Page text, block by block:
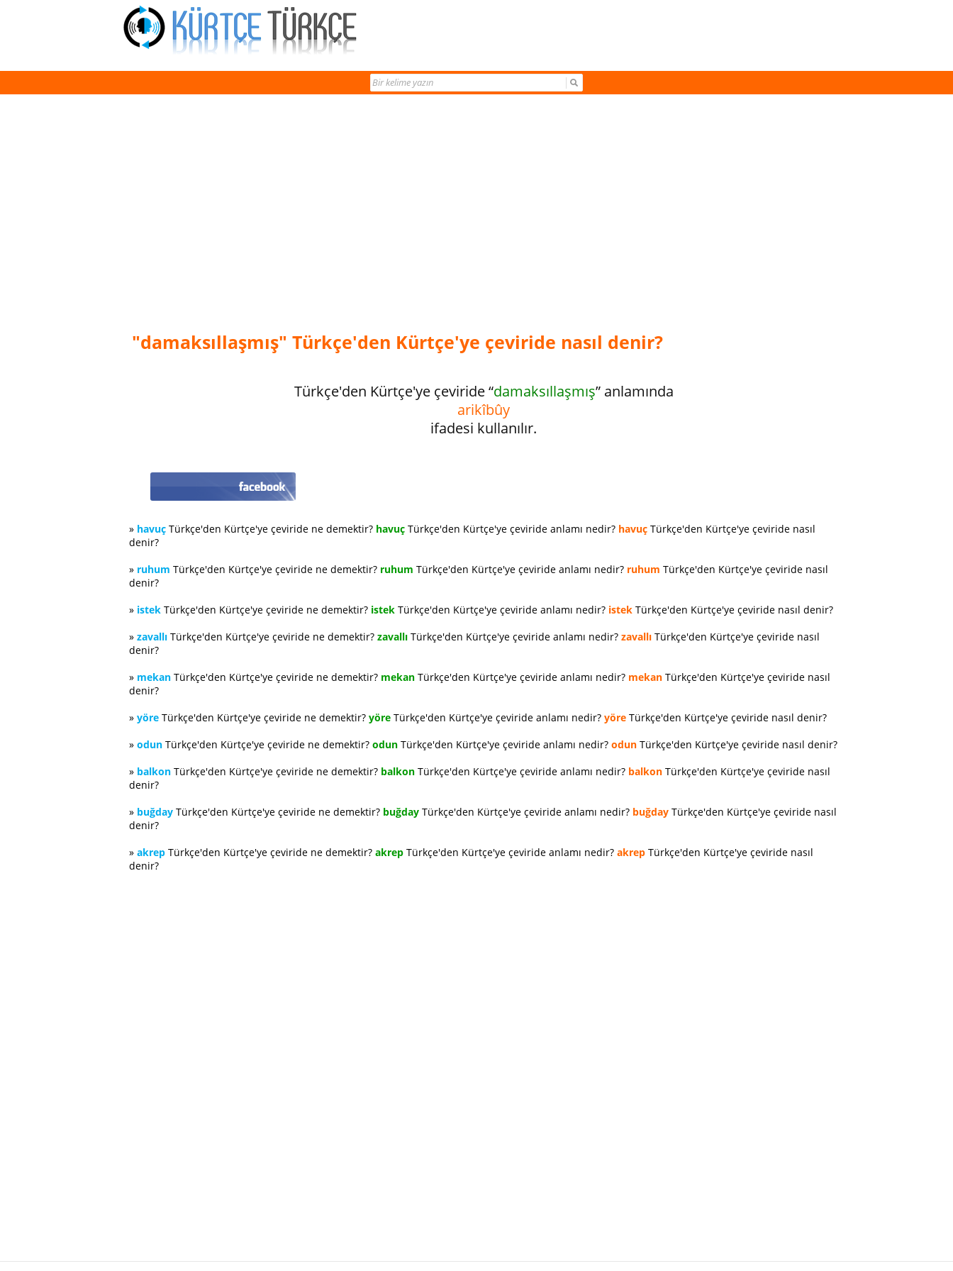
"damaksıllaşmış" Türkçe'den Kürtçe'ye çeviride nasıl denir?
Türkçe'den Kürtçe'ye çeviride “damaksıllaşmış” anlamında
arikîbûy
ifadesi kullanılır.
» havuç Türkçe'den Kürtçe'ye çeviride ne demektir? havuç Türkçe'den Kürtçe'ye çeviride anlamı nedir? havuç Türkçe'den Kürtçe'ye çeviride nasıl
denir?
» ruhum Türkçe'den Kürtçe'ye çeviride ne demektir? ruhum Türkçe'den Kürtçe'ye çeviride anlamı nedir? ruhum Türkçe'den Kürtçe'ye çeviride nasıl
denir?
» istek Türkçe'den Kürtçe'ye çeviride ne demektir? istek Türkçe'den Kürtçe'ye çeviride anlamı nedir? istek Türkçe'den Kürtçe'ye çeviride nasıl denir?
» zavallı Türkçe'den Kürtçe'ye çeviride ne demektir? zavallı Türkçe'den Kürtçe'ye çeviride anlamı nedir? zavallı Türkçe'den Kürtçe'ye çeviride nasıl
denir?
» mekan Türkçe'den Kürtçe'ye çeviride ne demektir? mekan Türkçe'den Kürtçe'ye çeviride anlamı nedir? mekan Türkçe'den Kürtçe'ye çeviride nasıl
denir?
» yöre Türkçe'den Kürtçe'ye çeviride ne demektir? yöre Türkçe'den Kürtçe'ye çeviride anlamı nedir? yöre Türkçe'den Kürtçe'ye çeviride nasıl denir?
» odun Türkçe'den Kürtçe'ye çeviride ne demektir? odun Türkçe'den Kürtçe'ye çeviride anlamı nedir? odun Türkçe'den Kürtçe'ye çeviride nasıl denir?
» balkon Türkçe'den Kürtçe'ye çeviride ne demektir? balkon Türkçe'den Kürtçe'ye çeviride anlamı nedir? balkon Türkçe'den Kürtçe'ye çeviride nasıl
denir?
» buğday Türkçe'den Kürtçe'ye çeviride ne demektir? buğday Türkçe'den Kürtçe'ye çeviride anlamı nedir? buğday Türkçe'den Kürtçe'ye çeviride nasıl
denir?
» akrep Türkçe'den Kürtçe'ye çeviride ne demektir? akrep Türkçe'den Kürtçe'ye çeviride anlamı nedir? akrep Türkçe'den Kürtçe'ye çeviride nasıl
denir?